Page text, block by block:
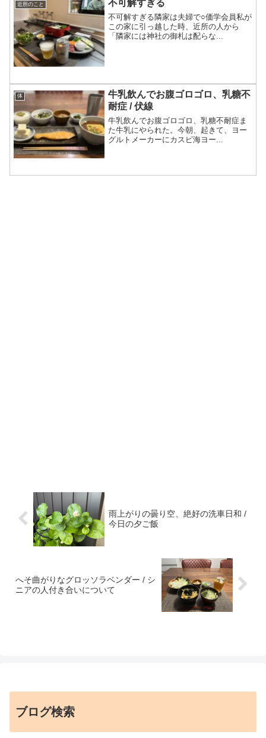
近所のこと 不可解すぎる
不可解すぎる隣家は夫婦で○価学会員私が
この家に引っ越した時、近所の人から
「隣家には神社の御札は配らな...
体
牛乳飲んでお腹ゴロゴロ、乳糖不
耐症 / 伏線
牛乳飲んでお腹ゴロゴロ、乳糖不耐症ま
た牛乳にやられた。今朝、起きて、ヨー
グルトメーカーにカスピ海ヨー...
雨上がりの曇り空、絶好の洗車日和 /
今日の夕ご飯
へそ曲がりなグロッソラベンダー / シ
ニアの人付き合いについて
ブログ検索